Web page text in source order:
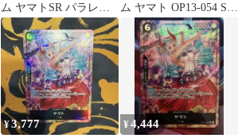
ム ヤマトSR パラレル
04-112
ム ヤマト OP13-054 SR
パラレル
¥3,777 ¥4,444